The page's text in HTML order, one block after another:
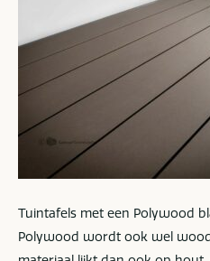
Tuintafels met een Polywood
Polywood wordt ook wel